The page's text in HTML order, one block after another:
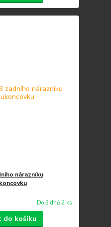
nárazníku
Do 3 dnů 2 ks
do košíku